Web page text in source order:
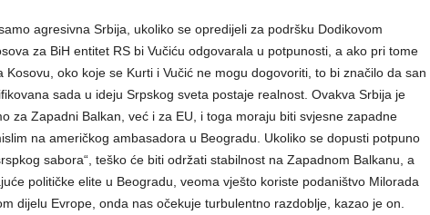
agresivna Srbija, ukoliko se opredijeli za podršku Dodikovom
za BiH entitet RS bi Vučiću odgovarala u potpunosti, a ako pri tome
oko koje se Kurti i Vučić ne mogu dogovoriti, to bi značilo da san
sada u ideju Srpskog sveta postaje realnost. Ovakva Srbija je
za Zapadni Balkan, već i za EU, i toga moraju biti svjesne zapadne
na američkog ambasadora u Beogradu. Ukoliko se dopusti potpuno
sabora“, teško će biti održati stabilnost na Zapadnom Balkanu, a
političke elite u Beogradu, veoma vješto koriste podaništvo Milorada
dijelu Evrope, onda nas očekuje turbulentno razdoblje, kazao je on.